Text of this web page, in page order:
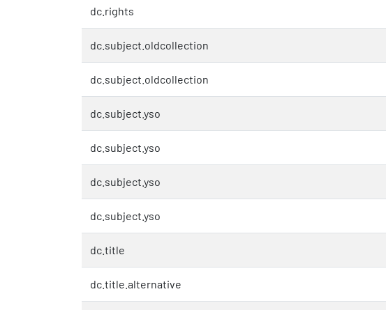
dc.rights
dc.subject.oldcollection
dc.subject.oldcollection
dc.subject.yso
dc.subject.yso
dc.subject.yso
dc.subject.yso
dc.title
dc.title.alternative